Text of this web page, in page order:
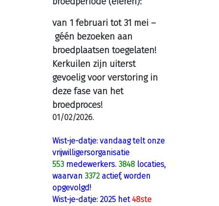
van 1 februari tot 31 mei –
géén bezoeken aan
broedplaatsen toegelaten!
Kerkuilen zijn uiterst
gevoelig voor verstoring in
deze fase van het
broedproces!
01/02/2026.
Wist-je-datje: vandaag telt onze
vrijwilligersorganisatie
553 medewerkers. 3848 locaties,
waarvan 3372 actief, worden
opgevolgd!
Wist-je-datje: 2025 het48ste